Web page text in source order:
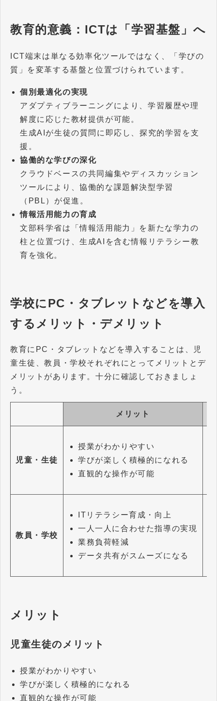
教育的意義：ICTは「学習基盤」へ
ICT端末は単なる効率化ツールではなく、「学びの
質」を変革する基盤と位置づけられています。
個別最適化の実現
アダプティブラーニングにより、学習履歴や理
解度に応じた教材提供が可能。
生成AIが生徒の質問に即応し、探究的学習を支
援。
協働的な学びの深化
クラウドベースの共同編集やディスカッション
ツールにより、協働的な課題解決型学習
（PBL）が促進。
情報活用能力の育成
文部科学省は「情報活用能力」を新たな学力の
柱と位置づけ、生成AIを含む情報リテラシー教
育を強化。
学校にPC・タブレットなどを導入
するメリット・デメリット
教育にPC・タブレットなどを導入することは、児
童生徒、教員・学校それぞれにとってメリットとデ
メリットがあります。十分に確認しておきましょ
う。
メリット
児童・生徒
授業がわかりやすい
学びが楽しく積極的になれる
直観的な操作が可能
教員・学校
ITリテラシー育成・向上
一人一人に合わせた指導の実現
業務負荷軽減
データ共有がスムーズになる
メリット
児童生徒のメリット
授業がわかりやすい
学びが楽しく積極的になれる
直観的な操作が可能